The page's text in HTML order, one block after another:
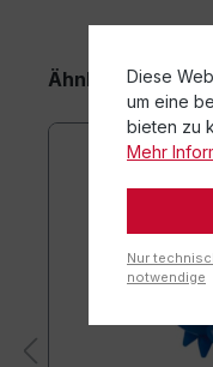
Ähnliche Artikel
Diese
um eine
bieten zu
Mehr
Nur
notwendige